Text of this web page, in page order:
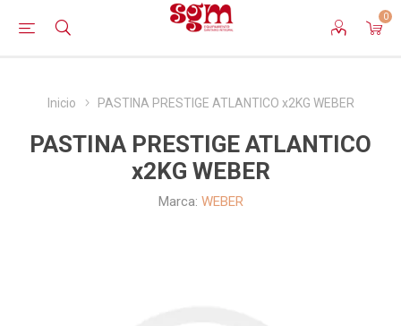
0
Inicio PASTINA PRESTIGE ATLANTICO x2KG WEBER
PASTINA PRESTIGE ATLANTICO
x2KG WEBER
Marca: WEBER